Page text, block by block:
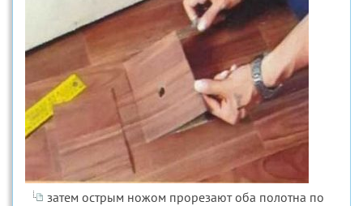
затем острым ножом прорезают оба полотна по